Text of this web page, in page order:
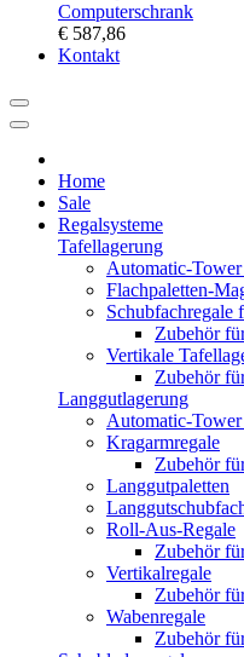
Computerschrank
€ 587,86
Kontakt
Home
Sale
Regalsysteme
Tafellagerung
Automatic-
Flachpaletten-
Schubfachregale
Zubehör
Vertikale
Zubehör
Langgutlagerung
Automatic-
Kragarmregale
Zubehör
Langgutpaletten
Roll-Aus-Regale
Zubehör
Vertikalregale
Zubehör
Wabenregale
Zubehör